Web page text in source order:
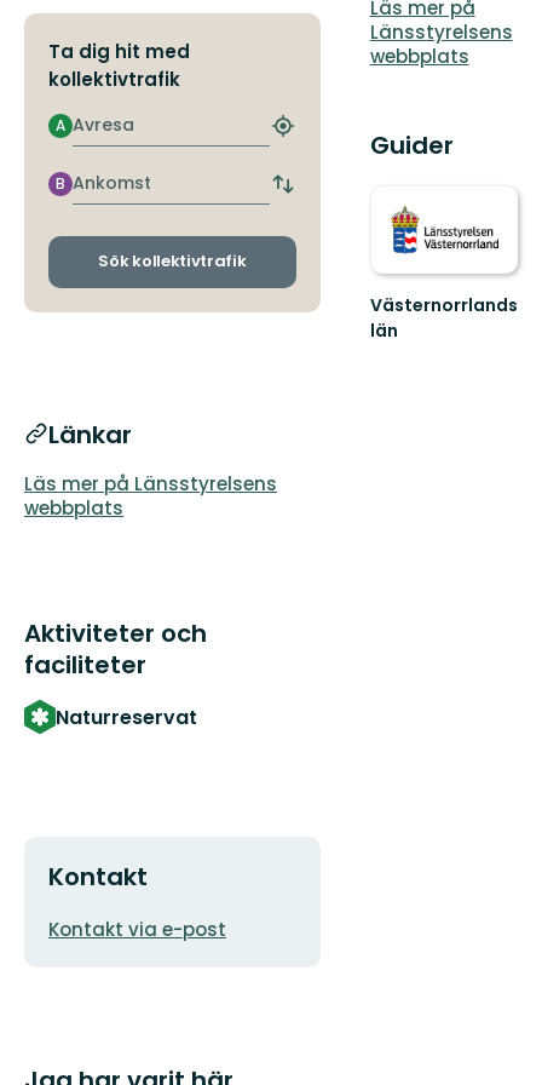
Ta dig hit med
kollektivtrafik
Avresa
A
Hitta
hållplats
Ankomst
B
Byt
och
ankomsthållplatser
Sök kollektivtrafik
Länkar
Läs mer på Länsstyrelsens
webbplats
Aktiviteter och
faciliteter
Naturreservat
Kontakt
E-
Kontakt via e-post
Läs mer på
Länsstyrelsens
webbplats
Guider
Västernorrlands
län